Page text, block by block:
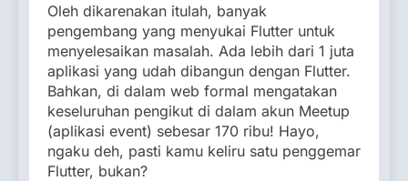
Oleh dikarenakan itulah, banyak
pengembang yang menyukai Flutter untuk
menyelesaikan masalah. Ada lebih dari 1 juta
aplikasi yang udah dibangun dengan Flutter.
Bahkan, di dalam web formal mengatakan
keseluruhan pengikut di dalam akun Meetup
(aplikasi event) sebesar 170 ribu! Hayo,
ngaku deh, pasti kamu keliru satu penggemar
Flutter, bukan?